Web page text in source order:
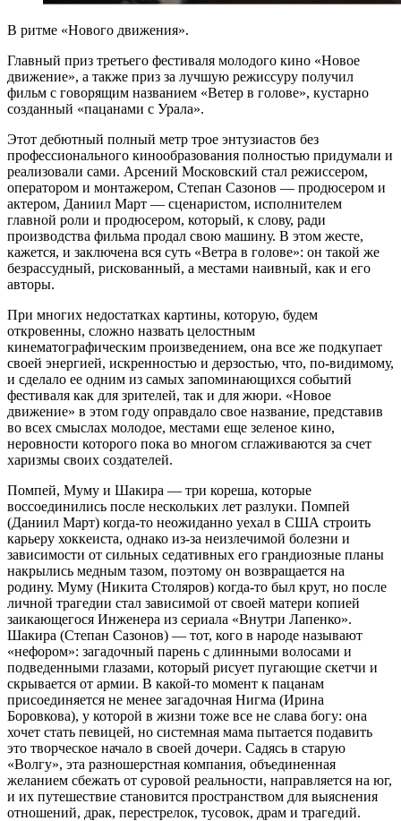
В ритме «Нового движения».
Главный приз третьего фестиваля молодого кино «Новое
движение», а также приз за лучшую режиссуру получил
фильм с говорящим названием «Ветер в голове», кустарно
созданный «пацанами с Урала».
Этот дебютный полный метр трое энтузиастов без
профессионального кинообразования полностью придумали и
реализовали сами. Арсений Московский стал режиссером,
оператором и монтажером, Степан Сазонов — продюсером и
актером, Даниил Март — сценаристом, исполнителем
главной роли и продюсером, который, к слову, ради
производства фильма продал свою машину. В этом жесте,
кажется, и заключена вся суть «Ветра в голове»: он такой же
безрассудный, рискованный, а местами наивный, как и его
авторы.
При многих недостатках картины, которую, будем
откровенны, сложно назвать целостным
кинематографическим произведением, она все же подкупает
своей энергией, искренностью и дерзостью, что, по-видимому,
и сделало ее одним из самых запоминающихся событий
фестиваля как для зрителей, так и для жюри. «Новое
движение» в этом году оправдало свое название, представив
во всех смыслах молодое, местами еще зеленое кино,
неровности которого пока во многом сглаживаются за счет
харизмы своих создателей.
Помпей, Муму и Шакира — три кореша, которые
воссоединились после нескольких лет разлуки. Помпей
(Даниил Март) когда-то неожиданно уехал в США строить
карьеру хоккеиста, однако из-за неизлечимой болезни и
зависимости от сильных седативных его грандиозные планы
накрылись медным тазом, поэтому он возвращается на
родину. Муму (Никита Столяров) когда-то был крут, но после
личной трагедии стал зависимой от своей матери копией
заикающегося Инженера из сериала «Внутри Лапенко».
Шакира (Степан Сазонов) — тот, кого в народе называют
«нефором»: загадочный парень с длинными волосами и
подведенными глазами, который рисует пугающие скетчи и
скрывается от армии. В какой-то момент к пацанам
присоединяется не менее загадочная Нигма (Ирина
Боровкова), у которой в жизни тоже все не слава богу: она
хочет стать певицей, но системная мама пытается подавить
это творческое начало в своей дочери. Садясь в старую
«Волгу», эта разношерстная компания, объединенная
желанием сбежать от суровой реальности, направляется на юг,
и их путешествие становится пространством для выяснения
отношений, драк, перестрелок, тусовок, драм и трагедий.